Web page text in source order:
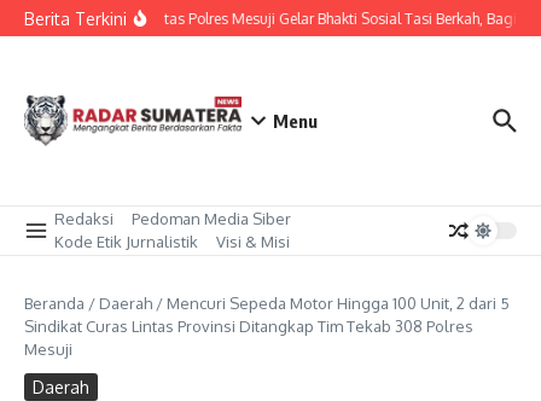
Lewati ke konten
Berita TerkiniSat Lantas Polres Mesuji Gelar Bhakti Sosial Tasi Berkah,
Menu
Redaksi
Pedoman Media Siber
Kode Etik Jurnalistik
Visi & Misi
Beranda / Daerah / Mencuri Sepeda Motor Hingga 100 Unit, 2 dari 5
Sindikat Curas Lintas Provinsi Ditangkap Tim Tekab 308 Polres
Mesuji
Daerah